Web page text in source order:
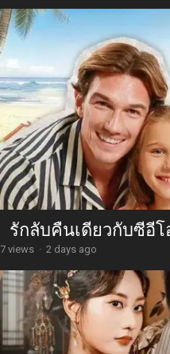
รักลับคืนเดียวกับซีอีโ
7 views · 2 days ago